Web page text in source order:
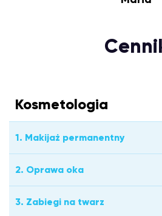
Kosmetologia
1. Makijaż permanentny
2. Oprawa oka
3. Zabiegi na twarz